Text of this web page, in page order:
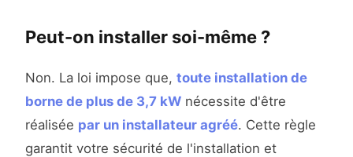
Peut-on installer soi-même ?
Non. La loi impose que, toute installation de
borne de plus de 3,7 kW nécessite d'être
réalisée par un installateur agréé. Cette règle
garantit votre sécurité de l'installation et